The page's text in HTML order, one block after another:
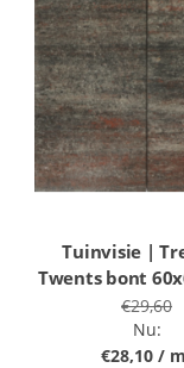
Tuinvisie |
Twents bont
€29,60
Nu:
€28,10 /